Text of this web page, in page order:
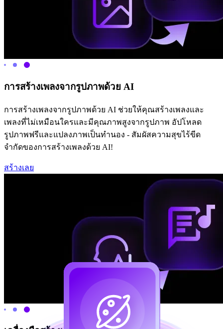
การสร้างเพลงจากรูปภาพด้วย AI
การสร้างเพลงจากรูปภาพด้วย AI ช่วยให้คุณสร้างเพลงและ
เพลงที่ไม่เหมือนใครและมีคุณภาพสูงจากรูปภาพ อัปโหลด
รูปภาพฟรีและแปลงภาพเป็นทำนอง - สัมผัสความสุขไร้ขีด
จำกัดของการสร้างเพลงด้วย AI!
สร้างเลย